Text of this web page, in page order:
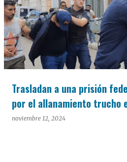
Trasladan a una prisión
por el allanamiento trucho
noviembre 12, 2024